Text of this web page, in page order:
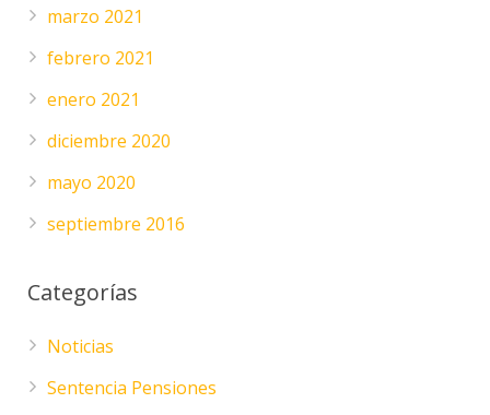
marzo 2021
febrero 2021
enero 2021
diciembre 2020
mayo 2020
septiembre 2016
Categorías
Noticias
Sentencia Pensiones